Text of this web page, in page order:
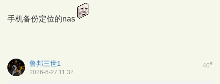
手机备份定位的nas
40#
鲁邦三世1
2026-6-27 11:32